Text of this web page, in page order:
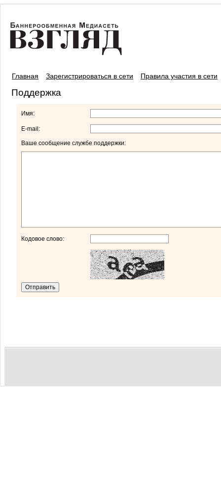
Главная Зарегистрироваться в сети Правила участия в сети
Поддержка
Имя:
E-mail:
Ваше сообщение службе поддержки:
Кодовое слово: